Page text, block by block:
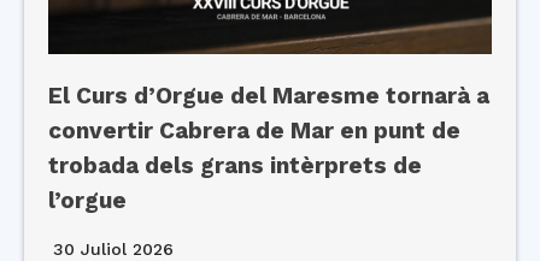
El Curs d’Orgue del Maresme tornarà a
convertir Cabrera de Mar en punt de
trobada dels grans intèrprets de
l’orgue
30 Juliol 2026